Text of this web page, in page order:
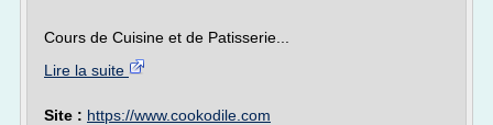
Cours de Cuisine et de Patisserie...
Lire la suite
Site : https://www.cookodile.com